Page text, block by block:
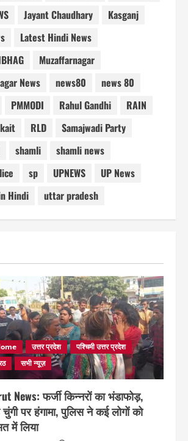
Jayant Chaudhary
Kasganj
Latest Hindi News
Muzaffarnagar
News
news80
news 80
PMMODI Rahul Gandhi
RAIN
RLD
Samajwadi Party
shamli
shamli news
sp UPNEWS
UP News
Hindi
uttar pradesh
उत्तर प्रदेश
पश्चिमी उत्तर प्रदेश
सभी न्यूज़
News: फर्जी किन्नरों का भंडाफोड़,
पर हंगामा, पुलिस ने कई लोगों को
में लिया